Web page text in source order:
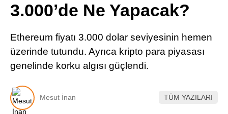
LinkedIn
3.000’de Ne Yapacak?
Ethereum fiyatı 3.000 dolar seviyesinin hemen
üzerinde tutundu. Ayrıca kripto para piyasası
genelinde korku algısı güçlendi.
Mesut İnan TÜM YAZILARI